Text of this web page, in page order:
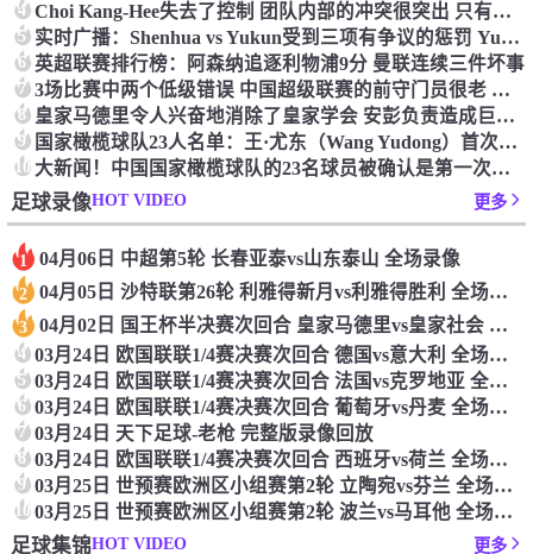
4 Choi Kang-Hee失去了控制 团队内部的冲突很突出 只有一个人可以从水火中拯救崔孔
5 实时广播：Shenhua vs Yukun受到三项有争议的惩罚 Yukun将向中国足球联合会提出投诉
6 英超联赛排行榜：阿森纳追逐利物浦9分 曼联连续三件坏事
7 3场比赛中两个低级错误 中国超级联赛的前守门员很老 是时候让位了 最好的继任者出现
8 皇家马德里令人兴奋地消除了皇家学会 安彭负责造成巨大的灾难！
9 国家橄榄球队23人名单：王·尤东（Wang Yudong）首次被选为第11名 塞吉尼奥（Serginho）在名单上
10 大新闻！中国国家橄榄球队的23名球员被确认是第一次进入阵容
足球录像HOT VIDEO 更多
1 04月06日 中超第5轮 长春亚泰vs山东泰山 全场录像
2 04月05日 沙特联第26轮 利雅得新月vs利雅得胜利 全场录像
3 04月02日 国王杯半决赛次回合 皇家马德里vs皇家社会 全场录像
4 03月24日 欧国联联1/4赛决赛次回合 德国vs意大利 全场录像回放
5 03月24日 欧国联联1/4赛决赛次回合 法国vs克罗地亚 全场录像回放
6 03月24日 欧国联联1/4赛决赛次回合 葡萄牙vs丹麦 全场录像回放
7 03月24日 天下足球-老枪 完整版录像回放
8 03月24日 欧国联联1/4赛决赛次回合 西班牙vs荷兰 全场录像回放
9 03月25日 世预赛欧洲区小组赛第2轮 立陶宛vs芬兰 全场录像回放
10 03月25日 世预赛欧洲区小组赛第2轮 波兰vs马耳他 全场录像回放
足球集锦HOT VIDEO 更多